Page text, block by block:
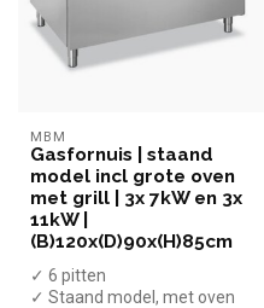
MBM
Gasfornuis | staand
model incl grote oven
met grill | 3x 7kW en 3x
11kW |
(B)120x(D)90x(H)85cm
✓ 6 pitten
✓ Staand model, met oven